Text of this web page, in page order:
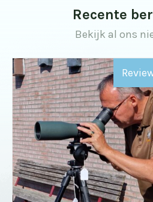
Recente
Bekijk al ons